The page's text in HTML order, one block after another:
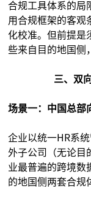
合规工具体系的局
用合规框架的客观
化校准。但前提是
些来自目的地国侧
三、双
场景一：中国总部
企业以统一HR系
外子公司（无论目
业最普遍的跨境数
的地国侧两套合规